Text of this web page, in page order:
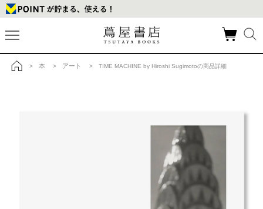
> 本 > アート > TIME MACHINE by Hiroshi Sugimotoの商品詳細